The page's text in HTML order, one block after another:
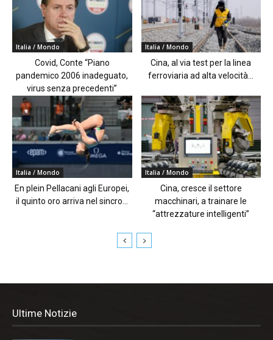
Italia / Mondo
Covid, Conte “Piano
pandemico 2006 inadeguato,
virus senza precedenti”
Italia / Mondo
Cina, al via test per la linea
ferroviaria ad alta velocità...
Italia / Mondo
En plein Pellacani agli Europei,
il quinto oro arriva nel sincro...
Italia / Mondo
Cina, cresce il settore
macchinari, a trainare le
“attrezzature intelligenti”
Ultime Notizie